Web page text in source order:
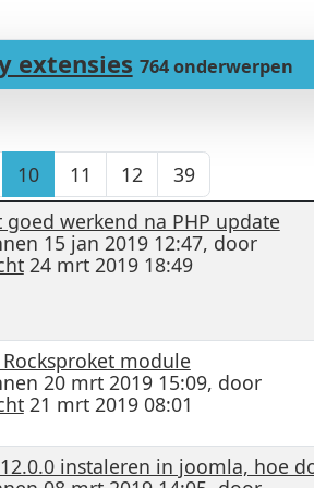
extensies 764 onderwerpen
10 11 12
39
goed werkend na PHP update
15 jan 2019 12:47, door
24 mrt 2019 18:49
module
20 mrt 2019 15:09, door
21 mrt 2019 08:01
instaleren in joomla, hoe